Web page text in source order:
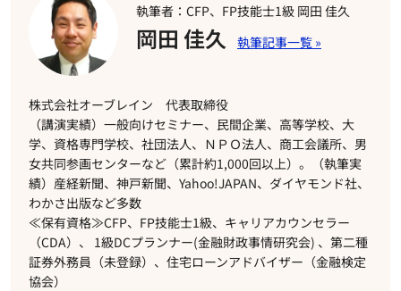
執筆者：CFP、FP技能士1級 岡田 佳久
岡田 佳久
株式会社オーブレイン 代表取締役
（講演実績）一般向けセミナー、民間企業、高等学校、大
学、資格専門学校、社団法人、ＮＰＯ法人、商工会議所、男
女共同参画センターなど（累計約1,000回以上）。（執筆実
績）産経新聞、神戸新聞、Yahoo!JAPAN、ダイヤモンド社、
わかさ出版など多数
≪保有資格≫CFP、FP技能士1級、キャリアカウンセラー
（CDA）、 1級DCプランナー(金融財政事情研究会) 、第二種
証券外務員（未登録）、住宅ローンアドバイザー（金融検定
協会）